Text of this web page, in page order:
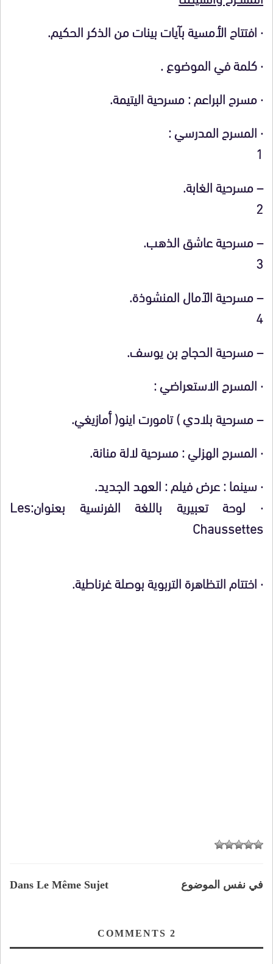
·افتتاح الأمسية بآيات بينات من الذكر الحكيم.
·كلمة في الموضوع .
·مسرح البراعم :مسرحية اليتيمة.
·المسرح المدرسي :
1
– مسرحية الغابة.
2
– مسرحية عاشق الذهب.
3
– مسرحية الآمال المنشوذة.
4
– مسرحية الحجاج بن يوسف.
·المسرح الاستعراضي :
– مسرحية بلادي ) تامورت اينو( أمازيغي.
·المسرح الهزلي :مسرحية لالة منانة.
·سينما :عرض فيلم : العهد الجديد.
·
لوحة تعبيرية باللغة الفرنسية بعنوان:Les
Chaussettes
·اختتام التظاهرة التربوية بوصلة غرناطية.
Dans Le Même Sujet في نفس الموضوع
2